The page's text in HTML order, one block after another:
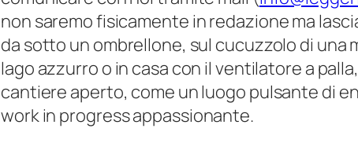
non saremo fisicamente in redazione ma
da sotto un ombrellone, sul cucuzzolo di una
lago azzurro o in casa con il ventilatore a
cantiere aperto, come un luogo pulsante di
work in progressappassionante.